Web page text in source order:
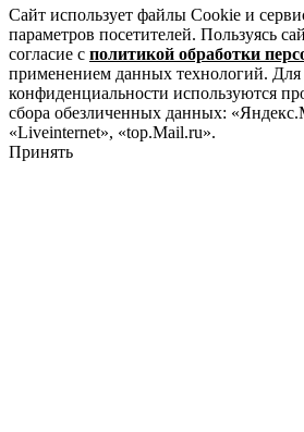
Сайт использует файлы Cookie и
параметров посетителей. Пользуясь
согласие с политикой обработки
применением данных технологий. Для
конфиденциальности используются
сбора обезличенных данных:
«Liveinternet», «top.Mail.ru».
Принять